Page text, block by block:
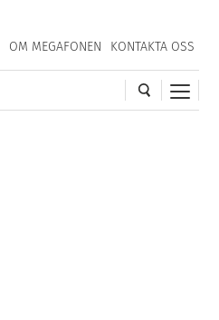
OM MEGAFONEN KONTAKTA OSS